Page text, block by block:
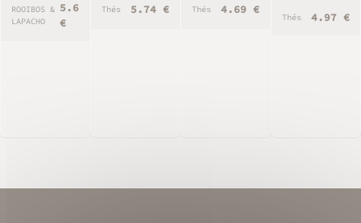
ROOIBOS &
LAPACHO
5.6
€
Thés 5.74 € Thés 4.69 €
Thés 4.97 €